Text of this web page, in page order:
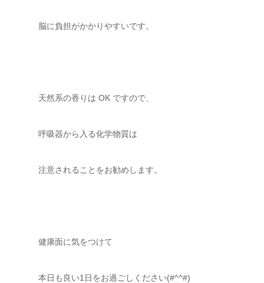
脳に負担がかかりやすいです。
天然系の香りは OK ですので、
呼吸器から入る化学物質は
注意されることをお勧めします。
健康面に気をつけて
本日も良い1日をお過ごしください(#^^#)